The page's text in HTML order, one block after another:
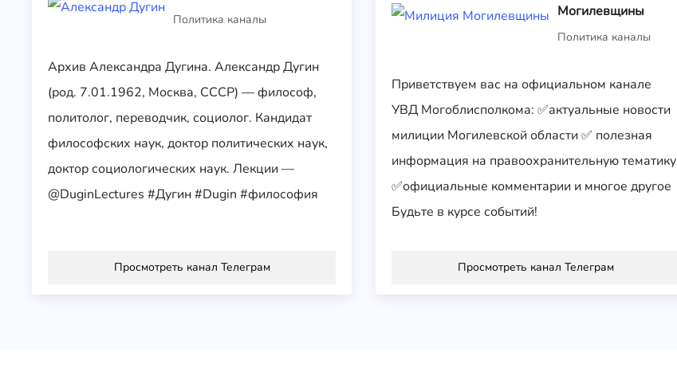
Политика каналы
Архив Александра Дугина. Александр Дугин
(род. 7.01.1962, Москва, СССР) — философ,
политолог, переводчик, социолог. Кандидат
философских наук, доктор политических наук,
доктор социологических наук. Лекции —
@DuginLectures #Дугин #Dugin #философия
Просмотреть канал Телеграм
Могилевщины
Политика каналы
Приветствуем вас на официальном канале
УВД Могоблисполкома: ✅актуальные новости
милиции Могилевской области ✅ полезная
информация на правоохранительную тематику
✅официальные комментарии и многое другое
Будьте в курсе событий!
Просмотреть канал Телеграм